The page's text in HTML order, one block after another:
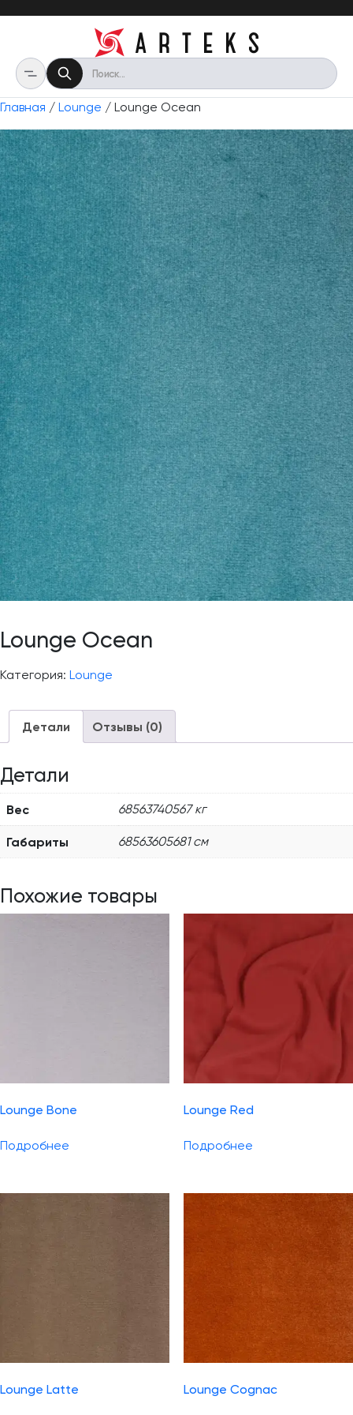
Главная / Lounge / Lounge Ocean
Lounge Ocean
Категория: Lounge
Детали Отзывы (0)
Детали
Вес 68563740567 кг
Габариты 68563605681 см
Похожие товары
Lounge Bone
Подробнее
Lounge Red
Подробнее
Lounge Latte Lounge Cognac